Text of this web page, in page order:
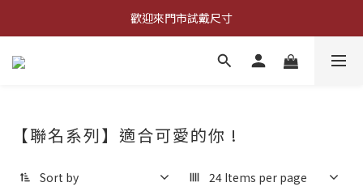
登錄會員 全店消費滿$𝟗𝟗𝟗，超商宅配取貨享免運優惠
歡迎來門市試戴尺寸
🔥商品庫存變動快速，請先詢問在下單唷!🔥
【聯名系列】適合可愛的你 !
Sort by 24 Items per page